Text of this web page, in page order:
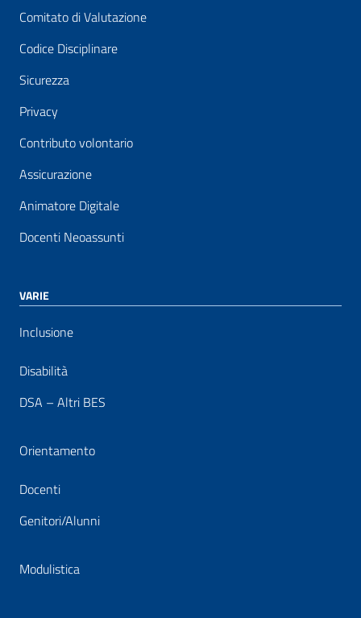
Comitato di Valutazione
Codice Disciplinare
Sicurezza
Privacy
Contributo volontario
Assicurazione
Animatore Digitale
Docenti Neoassunti
VARIE
Inclusione
Disabilità
DSA – Altri BES
Orientamento
Docenti
Genitori/Alunni
Modulistica